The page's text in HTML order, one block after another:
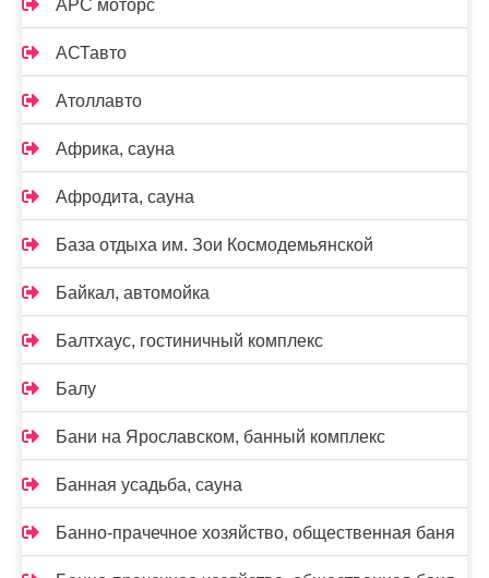
АРС моторс
АСТавто
Атоллавто
Африка, сауна
Афродита, сауна
База отдыха им. Зои Космодемьянской
Байкал, автомойка
Балтхаус, гостиничный комплекс
Балу
Бани на Ярославском, банный комплекс
Банная усадьба, сауна
Банно-прачечное хозяйство, общественная баня